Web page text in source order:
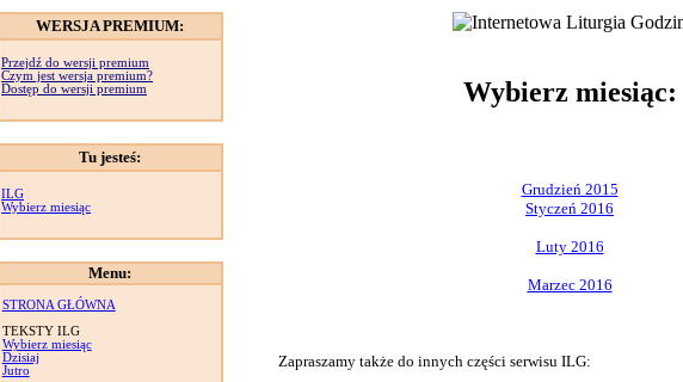
WERSJA PREMIUM:
Przejdź do wersji premium
Czym jest wersja premium?
Dostęp do wersji premium
Tu jesteś:
ILG
Wybierz miesiąc
Menu:
STRONA GŁÓWNA
TEKSTY ILG
Wybierz miesiąc
Dzisiaj
Jutro
Wybierz miesiąc:
Grudzień 2015
Styczeń 2016
Luty 2016
Marzec 2016
Zapraszamy także do innych części serwisu ILG: